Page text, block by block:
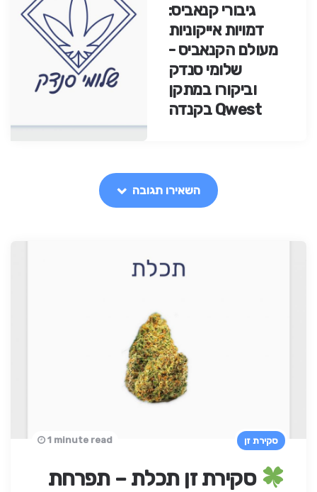
גיבורי קנאביס:
דמויות אייקוניות
מעולם הקנאביס -
שלומי סנדק
וביקורו במתקן
Qwest בקנדה
השאירו תגובה
סקירת זן
סקירת זן תכלת – תפרחת
1 minute read